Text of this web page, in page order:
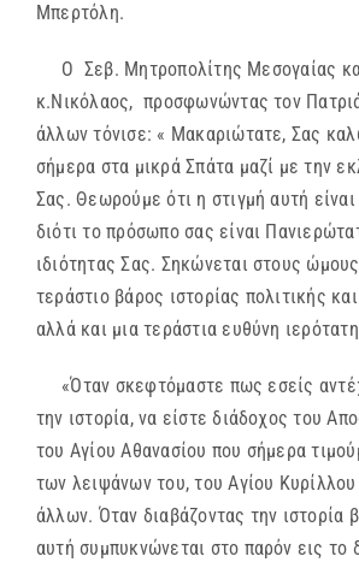
Μπερτόλη.
Ο Σεβ. Μητροπολίτης Μεσογαίας
κ.Νικόλαος, προσφωνώντας τον
άλλων τόνισε: « Μακαριώτατε, Σας
σήμερα στα μικρά Σπάτα μαζί με την
Σας. Θεωρούμε ότι η στιγμή αυτή
διότι το πρόσωπο σας είναι
ιδιότητας Σας. Σηκώνεται στους
τεράστιο βάρος ιστορίας πολιτικής
αλλά και μια τεράστια ευθύνη
«Όταν σκεφτόμαστε πως εσείς
την ιστορία, να είστε διάδοχος του
του Αγίου Αθανασίου που σήμερα
των λειψάνων του, του Αγίου
άλλων. Όταν διαβάζοντας την ιστορία
αυτή συμπυκνώνεται στο παρόν εις το